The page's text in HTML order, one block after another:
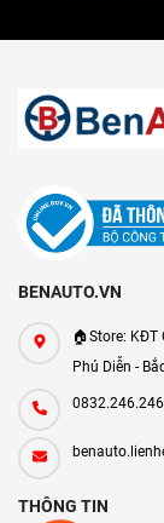
BENAUTO.VN
🏠Store: KĐT
Phú Diễn -
0832.246.246
THÔNG TIN